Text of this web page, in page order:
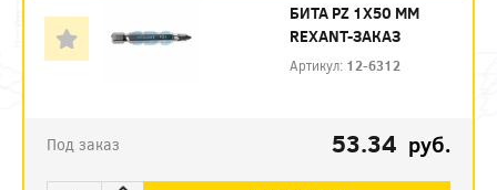
БИТА PZ 1X50 ММ
REXANT-ЗАКАЗ
Артикул: 12-6312
Под заказ 53.34 руб.